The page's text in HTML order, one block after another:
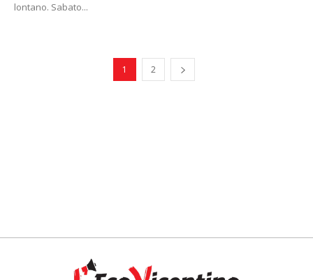
lontano. Sabato...
1 2